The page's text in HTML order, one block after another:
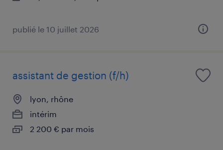
publié le 10 juillet 2026
assistant de gestion (f/h)
lyon, rhône
intérim
2 200 € par mois